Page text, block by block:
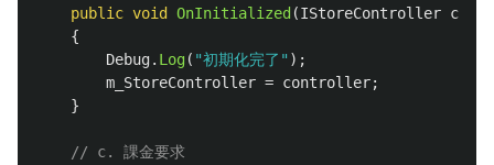
public void OnInitialized (IStoreController
{
Debug. Log( "初期化完了" );
m_StoreController = controller;
}
// c. 課金要求